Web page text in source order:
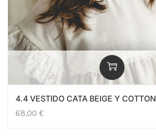
4.4 VESTIDO CATA BEIGE Y COTTON
68,00 €